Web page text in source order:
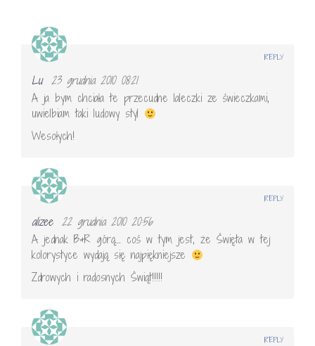
Lu 23 grudnia 2010 08:21
A ja bym chciała te przecudne laleczki ze świeczkami,
uwielbiam taki ludowy styl
Wesołych!
REPLY
alizee 22 grudnia 2010 20:56
A jednak B&R górą…. coś w tym jest, że Święta w tej
kolorystyce wydają się najpiękniejsze
Zdrowych i radosnych Świąt!!!!!
REPLY
REPLY